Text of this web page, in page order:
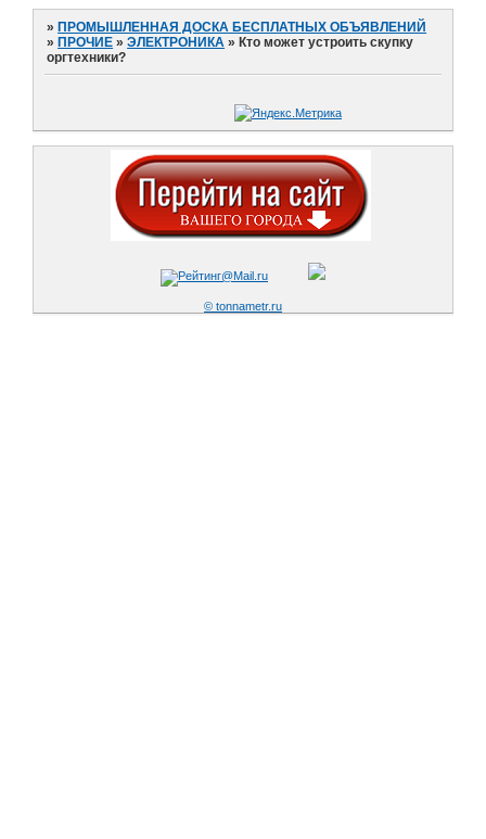
» ПРОМЫШЛЕННАЯ ДОСКА БЕСПЛАТНЫХ ОБЪЯВЛЕНИЙ
» ПРОЧИЕ »ЭЛЕКТРОНИКА » Кто может устроить скупку
оргтехники?
© tonnametr.ru